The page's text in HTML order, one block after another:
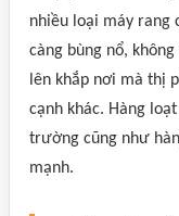
nhiều loại máy rang
càng bùng nổ,
lên khắp nơi mà thị
cạnh khác. Hàng
trường cũng như
mạnh.